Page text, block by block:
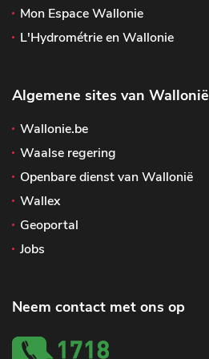
Mon Espace Wallonie
L'Hydrométrie en Wallonie
Algemene sites van Wallonië
Wallonie.be
Waalse regering
Openbare dienst van Wallonië
Wallex
Geoportal
Jobs
Neem contact met ons op